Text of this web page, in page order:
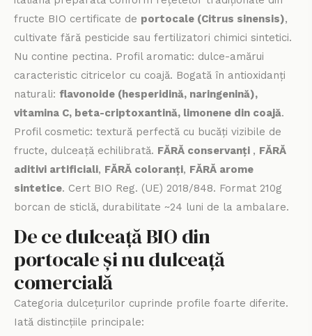
fructe BIO certificate de portocale (Citrus sinensis),
cultivate fără pesticide sau fertilizatori chimici sintetici.
Nu contine pectina. Profil aromatic: dulce-amărui
caracteristic citricelor cu coajă. Bogată în antioxidanți
naturali: flavonoide (hesperidină, naringenină),
vitamina C, beta-criptoxantină, limonene din coajă.
Profil cosmetic: textură perfectă cu bucăți vizibile de
fructe, dulceață echilibrată. FĂRĂ conservanți , FĂRĂ
aditivi artificiali, FĂRĂ coloranți, FĂRĂ arome
sintetice. Cert BIO Reg. (UE) 2018/848. Format 210g
borcan de sticlă, durabilitate ~24 luni de la ambalare.
De ce dulceață BIO din
portocale și nu dulceață
comercială
Categoria dulcețurilor cuprinde profile foarte diferite.
Iată distincțiile principale: